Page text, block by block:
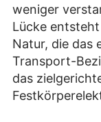
weniger
Lücke
Natur, die das
Transport-
das